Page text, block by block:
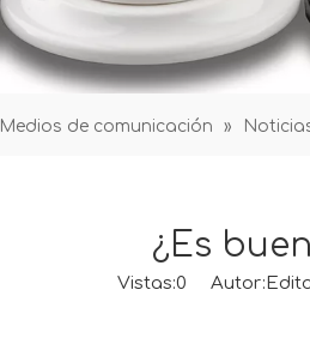
Medios de comunicación »
¿Es
Vistas:0